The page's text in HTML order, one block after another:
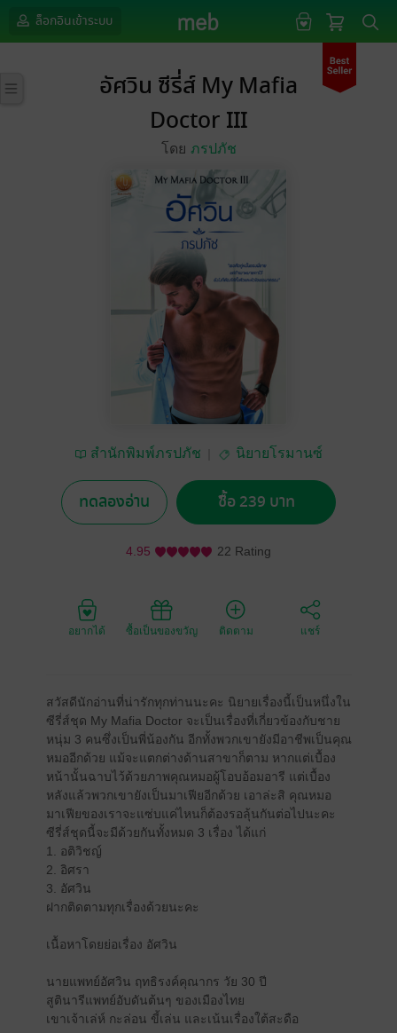
ล็อกอินเข้าระบบ
อัศวิน ซีรี่ส์ My Mafia
Doctor III
โดย ภรปภัช
สำนักพิมพ์ภรปภัช นิยายโรมานซ์
ทดลองอ่าน ซื้อ 239 บาท
4.95 22 Rating
อยากได้ ซื้อเป็นของขวัญ ติดตาม แชร์
สวัสดีนักอ่านที่น่ารักทุกท่านนะคะ นิยายเรื่องนี้เป็นหนึ่งใน
ซีรี่ส์ชุด My Mafia Doctor จะเป็นเรื่องที่เกี่ยวข้องกับชาย
หนุ่ม 3 คนซึ่งเป็นพี่น้องกัน อีกทั้งพวกเขายังมีอาชีพเป็นคุณ
หมออีกด้วย แม้จะแตกต่างด้านสาขาก็ตาม หากแต่เบื้อง
หน้านั้นฉาบไว้ด้วยภาพคุณหมอผู้โอบอ้อมอารี แต่เบื้อง
หลังแล้วพวกเขายังเป็นมาเฟียอีกด้วย เอาล่ะสิ คุณหมอ
มาเฟียของเราจะแซ่บแค่ไหนก็ต้องรอลุ้นกันต่อไปนะคะ
ซีรี่ส์ชุดนี้จะมีด้วยกันทั้งหมด 3 เรื่อง ได้แก่
1. อติวิชญ์
2. อิศรา
3. อัศวิน
ฝากติดตามทุกเรื่องด้วยนะคะ
เนื้อหาโดยย่อเรื่อง อัศวิน
นายแพทย์อัศวิน ฤทธิรงค์คุณากร วัย 30 ปี
สูตินารีแพทย์อับดันต้นๆ ของเมืองไทย
เขาเจ้าเล่ห์ กะล่อน ขี้เล่น และเน้นเรื่องใต้สะดือ